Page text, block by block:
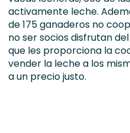
activamente leche.
de 175 ganaderos no
no ser socios disfrutan
que les proporciona la
vender la leche a los
a un precio justo.